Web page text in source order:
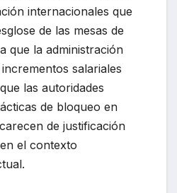
internacionales que
de las mesas de
que la administración
salariales
las autoridades
de bloqueo en
de justificación
el contexto